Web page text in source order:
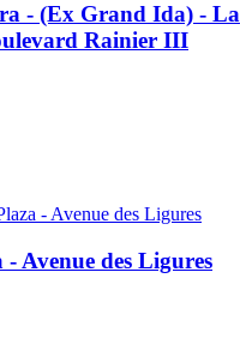
- (Ex Grand Ida) - La
Rainier III
- Avenue des Ligures